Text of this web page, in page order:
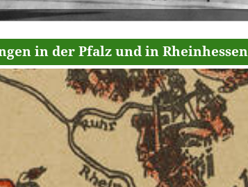
in der Pfalz und in Rheinhessen